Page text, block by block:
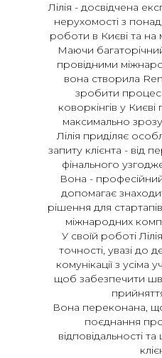
Лілія - досвідчена
нерухомості з
роботи в Києві та на
Маючи
провідними
вона створила
зробити процес
коворкінгів у
максимально
Лілія приділяє
запиту клієнта - від
фінального
Вона -
допомагає
рішення для
міжнародних
У своїй роботі
точності, увазі до
комунікації з
щоб забезпечити
Вона переконана,
поєднання
відповідальності